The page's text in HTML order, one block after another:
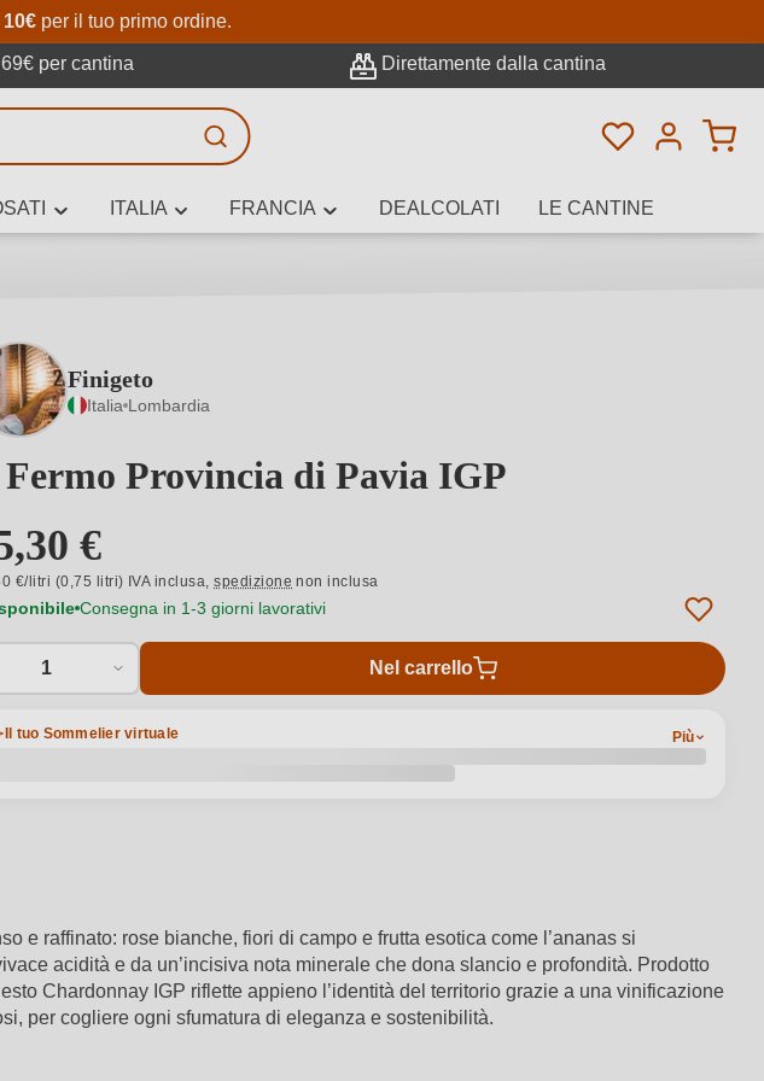
al contenuto principale
ricerca
alla navigazione principale
10€ per il tuo primo ordine.
per cantina Direttamente dalla cantina
Hai 0 articoli
ITALIA FRANCIA DEALCOLATI LE CANTINE
Finigeto
Italia Lombardia
Provincia di Pavia IGP
€
€/litri (0,75 litri) IVA inclusa,spedizione non inclusa
Consegna in 1-3 giorni lavorativi
1 Nel carrello
Il tuo Sommelier virtuale Più
e raffinato: rose bianche, fiori di campo e frutta esotica come l’ananas si
acidità e da un’incisiva nota minerale che dona slancio e profondità. Prodotto
Chardonnay IGP riflette appieno l’identità del territorio grazie a una vinificazione
per cogliere ogni sfumatura di eleganza e sostenibilità.
Ricerca avanzata
del vino, vitigno, regione, cantina o